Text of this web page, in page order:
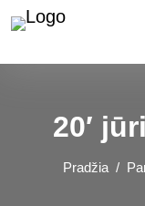
20′
Pradžia